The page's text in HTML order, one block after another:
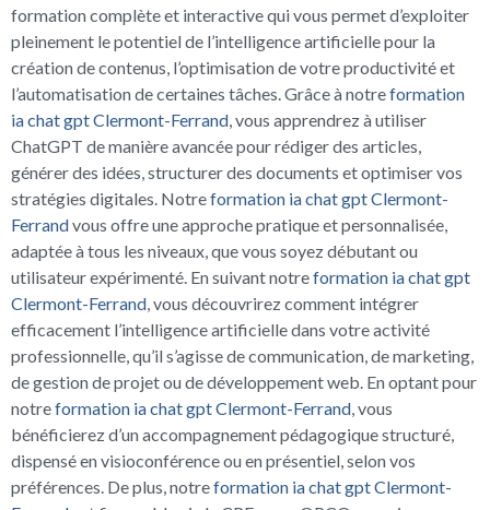
formation complète et interactive qui vous permet d’exploiter
pleinement le potentiel de l’intelligence artificielle pour la
création de contenus, l’optimisation de votre productivité et
l’automatisation de certaines tâches. Grâce à notreformation
ia chat gpt Clermont-Ferrand, vous apprendrez à utiliser
ChatGPT de manière avancée pour rédiger des articles,
générer des idées, structurer des documents et optimiser vos
stratégies digitales. Notreformation ia chat gpt Clermont-
Ferrandvous offre une approche pratique et personnalisée,
adaptée à tous les niveaux, que vous soyez débutant ou
utilisateur expérimenté. En suivant notreformation ia chat gpt
Clermont-Ferrand, vous découvrirez comment intégrer
efficacement l’intelligence artificielle dans votre activité
professionnelle, qu’il s’agisse de communication, de marketing,
de gestion de projet ou de développement web. En optant pour
notreformation ia chat gpt Clermont-Ferrand, vous
bénéficierez d’un accompagnement pédagogique structuré,
dispensé en visioconférence ou en présentiel, selon vos
préférences. De plus, notreformation ia chat gpt Clermont-